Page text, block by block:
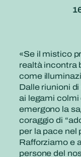
«Se il mistico
realtà incontra
come
Dalle riunioni
ai legami colmi
emergono la
coraggio di
per la pace nel
Rafforziamo e
persone del